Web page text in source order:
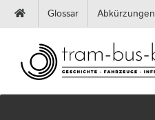
Zum
Inhalt
Glossar Abkürzungen